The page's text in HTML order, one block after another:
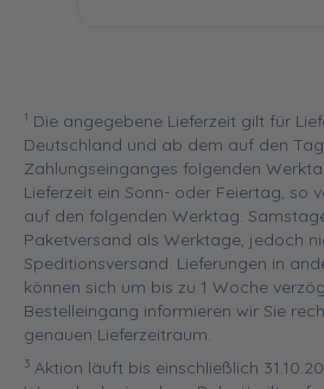
1 Die angegebene Lieferzeit gilt für
Deutschland und ab dem auf den
Zahlungseinganges folgenden
Lieferzeit ein Sonn- oder Feiertag, so
auf den folgenden Werktag.
Paketversand als Werktage, jedoch
Speditionsversand. Lieferungen in
können sich um bis zu 1 Woche
Bestelleingang informieren wir Sie
genauen Lieferzeitraum.
3 Aktion läuft bis einschließlich